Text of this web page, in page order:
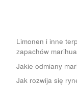
Limonen i inne
zapachów
Jakie odmiany
Jak rozwija się